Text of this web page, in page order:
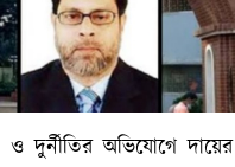
দুর্নীতির অভিযোগে